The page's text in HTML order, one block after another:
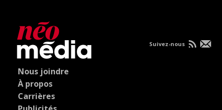
Nous joindre
À propos
Carrières
Suivez-nous